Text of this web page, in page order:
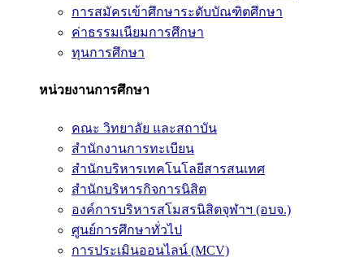
การสมัครเข้าศึกษาระดับบัณฑิตศึกษา
ค่าธรรมเนียมการศึกษา
ทุนการศึกษา
หน่วยงานการศึกษา
คณะ วิทยาลัย และสถาบัน
สำนักงานการทะเบียน
สำนักบริหารเทคโนโลยีสารสนเทศ
สำนักบริหารกิจการนิสิต
องค์การบริหารสโมสรนิสิตจุฬาฯ (อบจ.)
ศูนย์การศึกษาทั่วไป
การประเมินออนไลน์ (MCV)